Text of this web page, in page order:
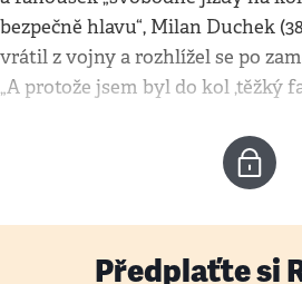
bezpečně hlavu“, Milan Duchek
vrátil z vojny a rozhlížel se po
„A protože jsem byl do kol ‚těžký
Předplaťte si